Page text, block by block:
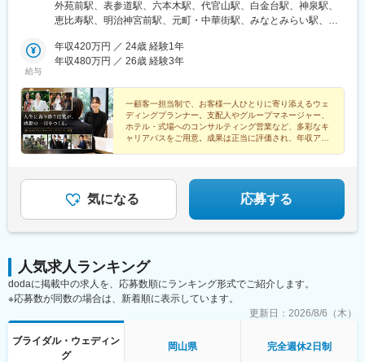
アーククラブ迎賓館 新潟)NEEDS郡山(旧 アーククラブ迎賓館 郡
山)NEEDS千葉みなと(旧 ベイサイドパーク迎賓館 千葉みな
アーセンティア迎賓館 高崎)NEEDS大宮(旧 アーヴェリール迎賓館
大宮)NEEDSさいたま新都心(旧 ガーデンヒルズ迎賓館 大
(旧 アルモニービアン)NEEDS富山(旧 アーヴェリール迎賓館 富
山)NEEDS代官山(旧 アーカンジェル代官山)NEEDS麻布(旧 麻布
迎賓館)NEEDS表参道(旧 表参道TERRACE)NEEDS神宮前(旧 アル
モニーソルーナ表参道) ほか▼勤務地の詳細は下記をご覧くださ
い。https://www.tgn.co.jp/hall/
外苑前駅、表参道駅、六本木駅、代官山駅、白金台駅、神泉駅、
恵比寿駅、明治神宮前駅、元町・中華街駅、みなとみらい駅、京
青葉通一番町駅、井口駅(広島県)、大形駅、北柏駅、高崎問屋町
駅、肥後橋駅、八幡駅(静岡県)、静岡駅、与野駅、八事駅、姫路
鴨池駅、石橋駅(長崎県)、梅津寺駅、冷水浦駅、八王子みなみ野
駅、徳島駅、山麓駅(もいわ山)、岐阜駅、南小倉駅、熊本駅前駅、
安積永盛駅、さいたま新都心駅、南松本駅、松本駅、新横浜駅、
西横浜駅、茅ケ崎駅、国際センター駅、久屋大通駅、沼津駅、り
んくう常滑駅、谷町四丁目駅、長堀橋駅、大阪梅田駅(阪急線)、三
駅、福山駅、乃木坂駅、中目黒駅、渋谷駅、原宿駅、馬車道駅、
市役所前駅(千葉県)、平和通駅、あおば通駅、渡辺橋駅、沖松島
(阪神)、ロープウェイ入口駅、二本木口駅、天王町駅、近鉄名古屋
駅、丸の内駅(愛知県)、心斎橋駅、中津駅(地下鉄)、三宮駅(神戸市
営)、五条駅(京都市営)
給与
年収420万円 ／ 24歳 経験1年
年収480万円 ／ 26歳 経験3年
一顧客一担当制で、お客様一人ひとりに寄り添えるウェ
ディングプランナー。支配人やグループマネージャー、
ホテル・式場へのコンサルティング営業など、多彩なキ
ャリアパスをご用意。成果は正当に評価され、年収アッ
気になる 応募する
人気求人ランキング
dodaに掲載中の求人を、応募数順にランキング形式でご紹介します。
※応募数が同数の場合は、新着順に表示しています。
更新日： 2026/8/6（木）
ブライダル・ウェディン
グ
岡山県 完全週休2日制